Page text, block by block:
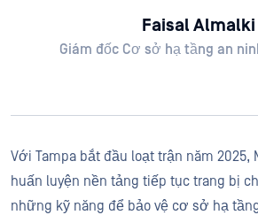
Faisal Almalki
Giám đốc Cơ sở hạ tầng an
Với Tampa bắt đầu loạt trận năm 2025,
huấn luyện nền tảng tiếp tục trang bị
những kỹ năng để bảo vệ cơ sở hạ